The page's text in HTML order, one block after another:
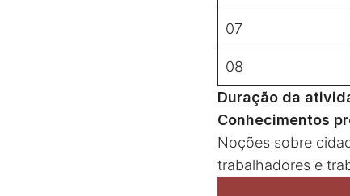
07
08
Duração da
Conhecimentos
Noções sobre
trabalhadores e